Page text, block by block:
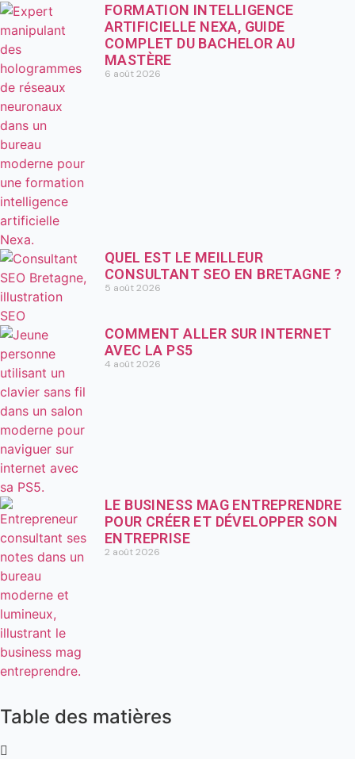
FORMATION INTELLIGENCE
ARTIFICIELLE NEXA, GUIDE
COMPLET DU BACHELOR AU
MASTÈRE
6 août 2026
QUEL EST LE MEILLEUR
CONSULTANT SEO EN BRETAGNE ?
5 août 2026
COMMENT ALLER SUR INTERNET
AVEC LA PS5
4 août 2026
LE BUSINESS MAG ENTREPRENDRE
POUR CRÉER ET DÉVELOPPER SON
ENTREPRISE
2 août 2026
Table des matières